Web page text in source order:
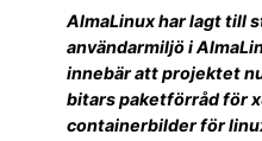
AlmaLinux har lagt till
användarmiljö i
innebär att projektet
bitars paketförråd för
containerbilder för